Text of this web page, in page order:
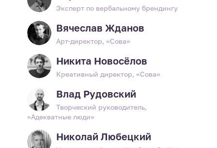
Эксперт по вербальному брендингу
Вячеслав Жданов
Арт-директор, «Сова»
Никита Новосёлов
Креативный директор, «Сова»
Влад Рудовский
Творческий руководитель,
«Адекватные люди»
Николай Любецкий